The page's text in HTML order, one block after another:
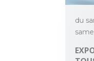
du